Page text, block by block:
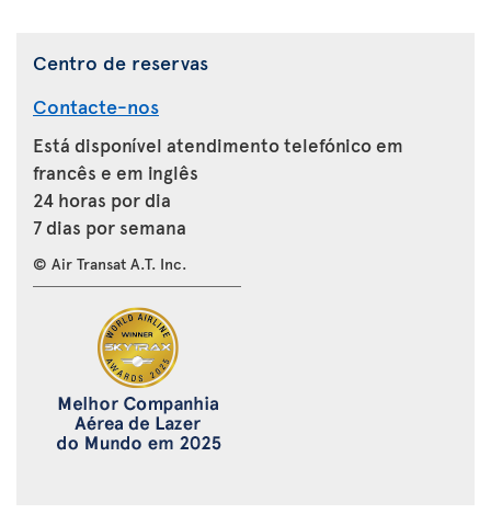
Centro de reservas
Contacte-nos
Está disponível atendimento telefónico em
francês e em inglês
24 horas por dia
7 dias por semana
© Air Transat A.T. Inc.